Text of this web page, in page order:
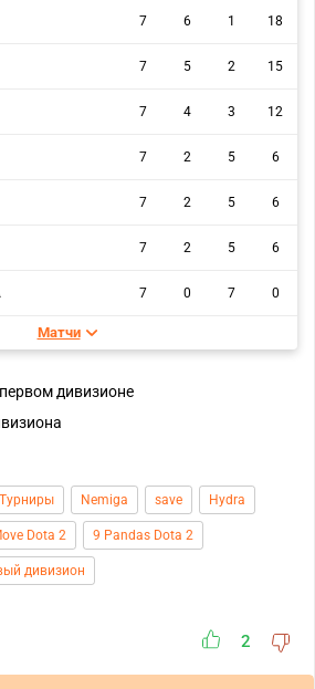
7 6 1 18
7 5 2 15
7 4 3 12
7 2 5 6
7 2 5 6
7 2 5 6
7 0 7 0
Матчи
дивизионе
Турниры Nemiga save Hydra
Dota 2 9 Pandas Dota 2
дивизион
2